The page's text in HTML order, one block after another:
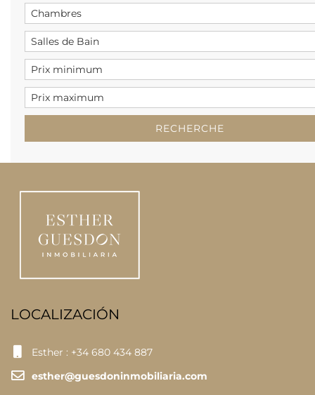
LOCALIZACIÓN
Esther : +34 680 434 887
esther@guesdoninmobiliaria.com